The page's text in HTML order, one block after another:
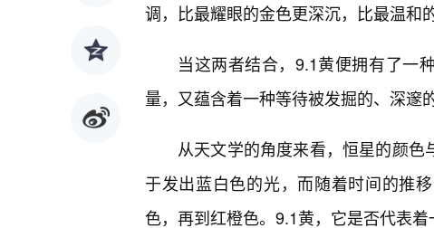
调，比最耀眼的金色更深沉，比最温和
当这两者结合，9.1黄便拥有了
量，又蕴含着一种等待被发掘的、深邃
从天文学的角度来看，恒星的颜
于发出蓝白色的光，而随着时间的推
色，再到红橙色。9.1黄，它是否代表